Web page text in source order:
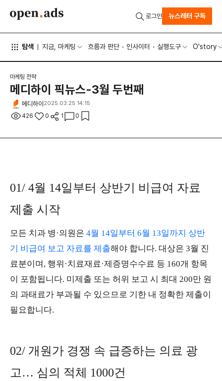
탐색 지금, 마케팅 흐름과 판단 인사이터 실행도구 O'story
로그인 뉴스레터 구독
마케팅 전략
메디하이 픽뉴스-3월 두번째
메디하이 2025.03.25 14:15
426 0 1 0
01/ 4월 14일부터 상반기 비급여 자료
제출 시작
모든 치과 병·의원은 4월 14일부터 6월 13일까지 상반
기 비급여 보고 자료를 제출해야 합니다. 대상은 3월 진
료분이며, 행위·치료재료·제증명수수료 등 160개 항목
이 포함됩니다. 미제출 또는 허위 보고 시 최대 200만 원
의 과태료가 부과될 수 있으므로 기한 내 정확한 제출이
필요합니다.
02/ 개원가 경쟁 속 급증하는 의료 광
고… 심의 적체 1000건